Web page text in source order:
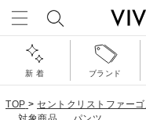
新 着 ブランド
TOP > セントクリストファー